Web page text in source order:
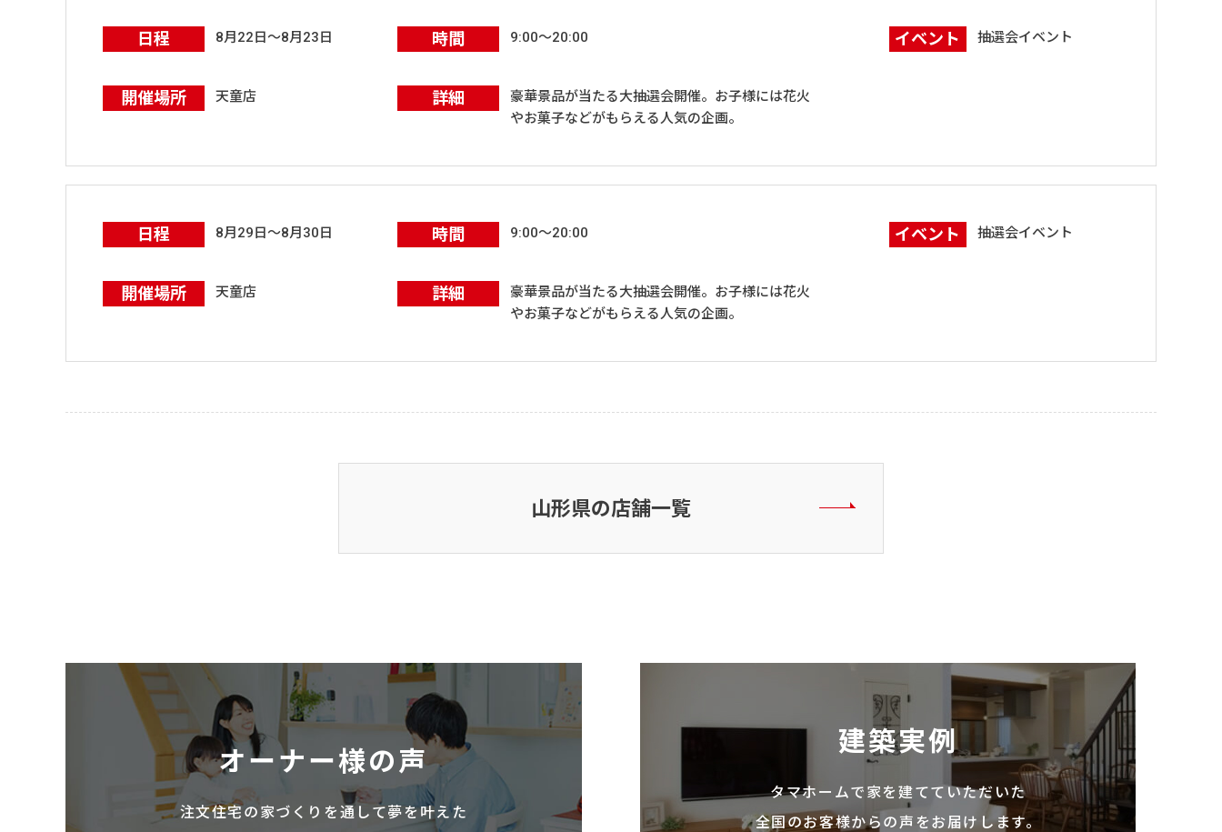
日程 8月22日～8月23日 時間 9:00～20:00 イベント 抽選会イベント
開催場所 天童店 詳細
豪華景品が当たる大抽選会開催。お子様には花火
やお菓子などがもらえる人気の企画。
日程 8月29日～8月30日 時間 9:00～20:00 イベント 抽選会イベント
開催場所 天童店 詳細
豪華景品が当たる大抽選会開催。お子様には花火
やお菓子などがもらえる人気の企画。
山形県の店舗一覧
オーナー様の声
注文住宅の家づくりを通して夢を叶えた
建築実例
タマホームで家を建てていただいた
全国のお客様からの声をお届けします。